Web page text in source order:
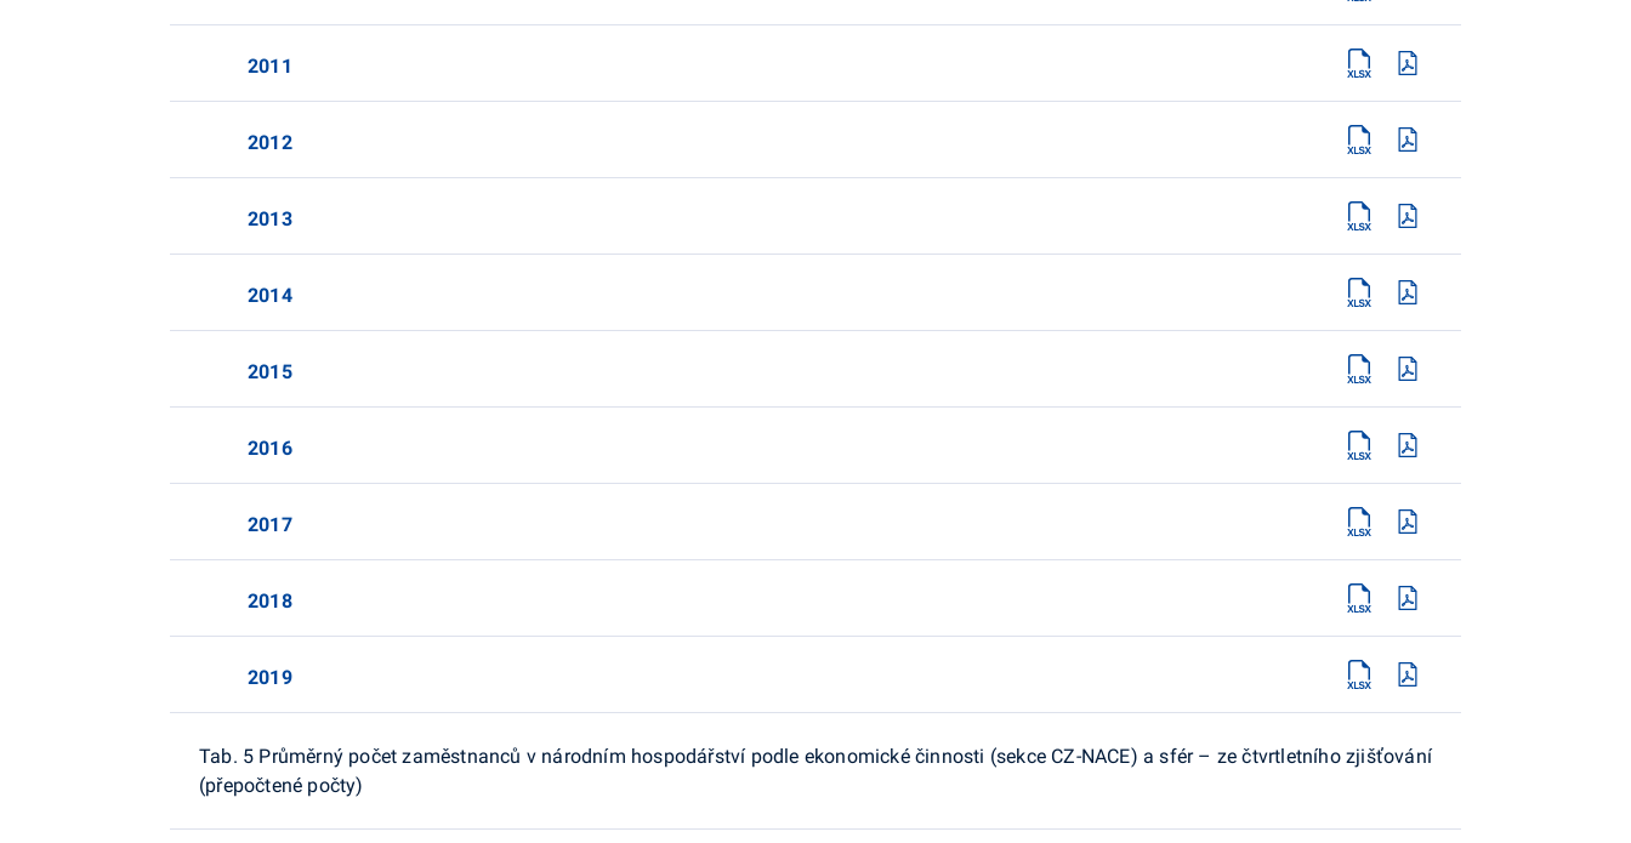
2011
2012
2013
2014
2015
2016
2017
2018
2019
Tab. 5 Průměrný počet zaměstnanců v národním hospodářství podle ekonomické činnosti (sekce CZ-NACE) a sfér – ze čtvrtletního zjišťování
(přepočtené počty)